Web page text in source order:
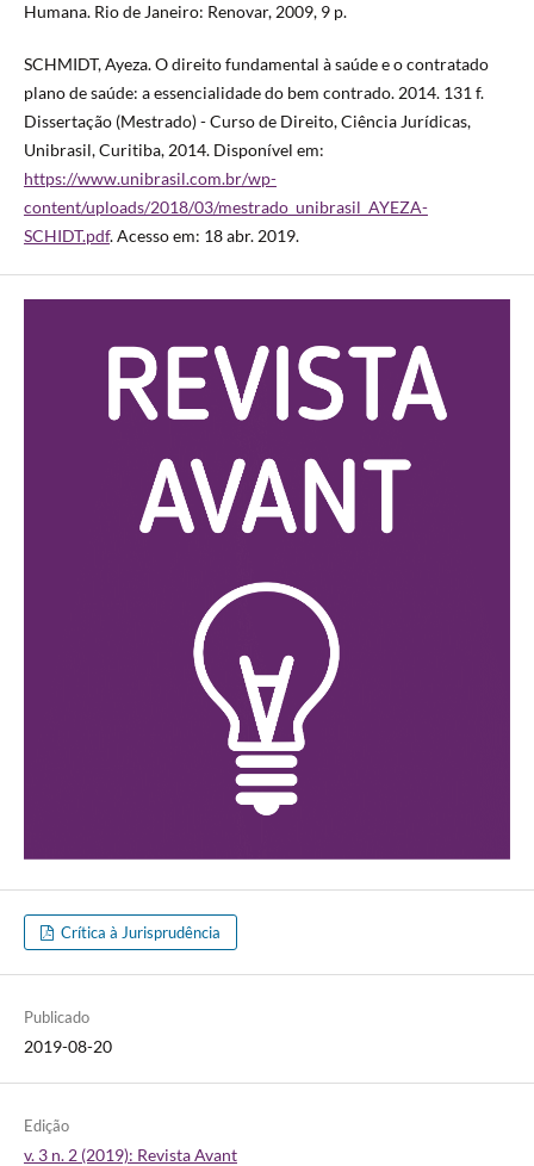
Humana. Rio de Janeiro: Renovar, 2009, 9 p.
SCHMIDT, Ayeza. O direito fundamental à saúde e o contratado
plano de saúde: a essencialidade do bem contrado. 2014. 131 f.
Dissertação (Mestrado) - Curso de Direito, Ciência Jurídicas,
Unibrasil, Curitiba, 2014. Disponível em:
https://www.unibrasil.com.br/wp-
content/uploads/2018/03/mestrado_unibrasil_AYEZA-
SCHIDT.pdf. Acesso em: 18 abr. 2019.
Crítica à Jurisprudência
Publicado
2019-08-20
Edição
v. 3 n. 2 (2019): Revista Avant